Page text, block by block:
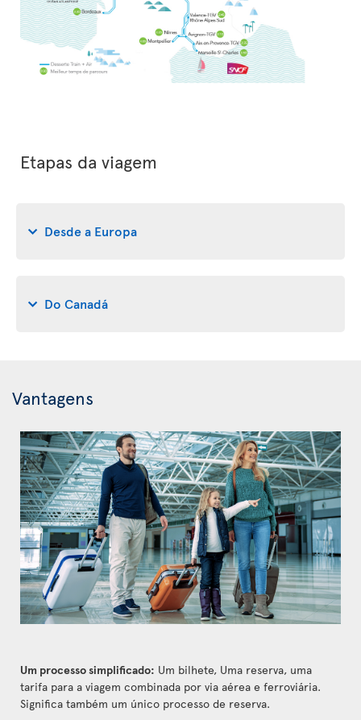
Etapas da viagem
Desde a Europa
Do Canadá
Vantagens
Um processo simplificado: Um bilhete, Uma reserva, uma
tarifa para a viagem combinada por via aérea e ferroviária.
Significa também um único processo de reserva.